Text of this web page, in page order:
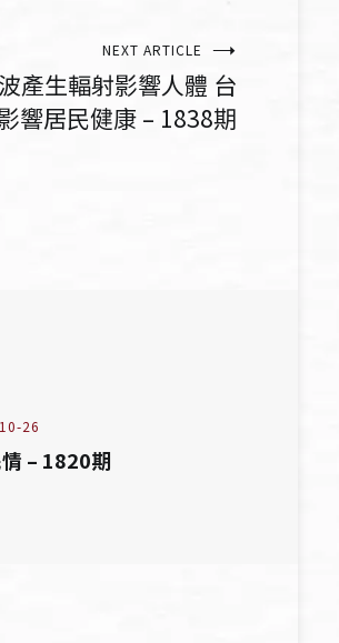
NEXT ARTICLE
產生輻射影響人體 台
響居民健康 – 1838期
26
– 1820期